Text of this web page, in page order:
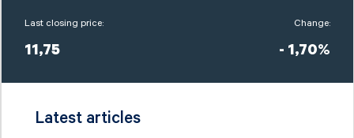
Last closing price:
11,75
Change:
- 1,70%
Latest articles